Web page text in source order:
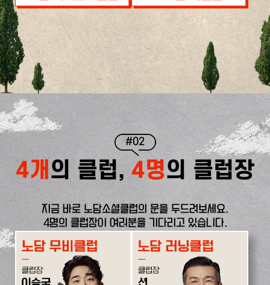
#02
4개 의 클럽, 4명의 클럽장
지금 바로 노담소셜클럽의 문을 두드려보세요.
4명의 클럽장이 여러분을 기다리고 있습니다.